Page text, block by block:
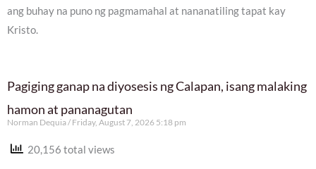
ang buhay na puno ng pagmamahal at nananatiling tapat kay
Kristo.
Pagiging ganap na diyosesis ng Calapan, isang malaking
hamon at pananagutan
Norman Dequia Friday, August 7, 2026 5:18 pm
20,156 total views